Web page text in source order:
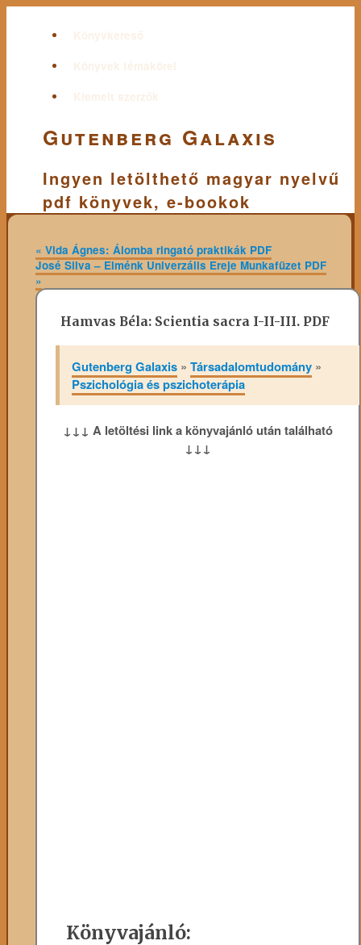
Könyvkereső
Könyvek témakörei
Kiemelt szerzők
Gutenberg Galaxis
Ingyen letölthető magyar nyelvű
pdf könyvek, e-bookok
« Vida Ágnes: Álomba ringató praktikák PDF
José Silva – Elménk Univerzális Ereje Munkafüzet PDF
»
Hamvas Béla: Scientia sacra I-II-III. PDF
Gutenberg Galaxis »Társadalomtudomány »
Pszichológia és pszichoterápia
↓↓↓ A letöltési link a könyvajánló után található
↓↓↓
Könyvajánló: